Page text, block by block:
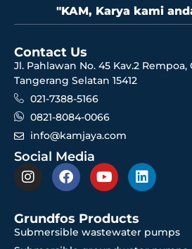
"KAM, Karya kami
Contact Us
Jl. Pahlawan No. 45 Kav.2
Tangerang Selatan 15412
021-7388-5166
0821-8084-0066
info@kamjaya.com
Social Media
Grundfos Products
Submersible wastewater pumps